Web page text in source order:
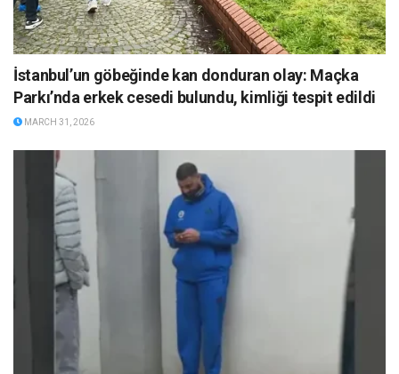
İstanbul’un göbeğinde kan donduran olay: Maçka
Parkı’nda erkek cesedi bulundu, kimliği tespit edildi
MARCH 31, 2026